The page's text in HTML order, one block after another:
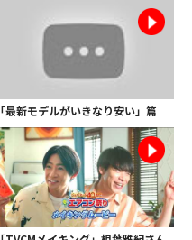
「最新モデルがいきなり安い」篇